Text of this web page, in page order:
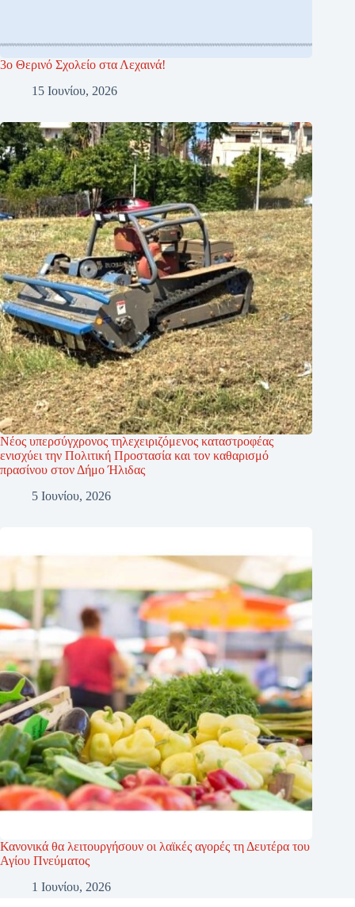
3ο Θερινό Σχολείο στα Λεχαινά!
15 Ιουνίου, 2026
Νέος υπερσύγχρονος τηλεχειριζόμενος καταστροφέας
ενισχύει την Πολιτική Προστασία και τον καθαρισμό
πρασίνου στον Δήμο Ήλιδας
5 Ιουνίου, 2026
Κανονικά θα λειτουργήσουν οι λαϊκές αγορές τη Δευτέρα του
Αγίου Πνεύματος
1 Ιουνίου, 2026